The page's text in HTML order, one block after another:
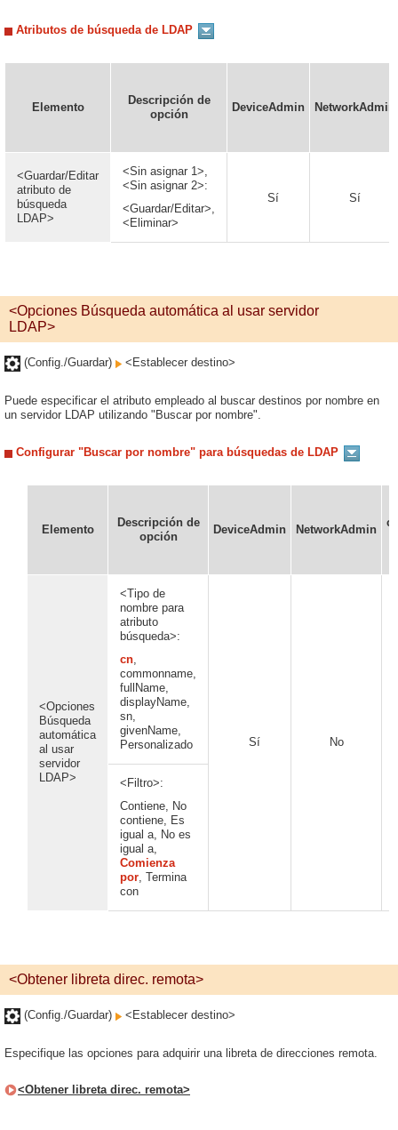
Atributos de búsqueda de LDAP
Elemento
Descripción de
opción
DeviceAdmin NetworkAdmin
<Guardar/Editar
atributo de
búsqueda
LDAP>
<Sin asignar 1>,
<Sin asignar 2>:
<Guardar/Editar>,
<Eliminar>
Sí Sí
<Opciones Búsqueda automática al usar servidor
LDAP>
(Config./Guardar) <Establecer destino>
Puede especificar el atributo empleado al buscar destinos por nombre en
un servidor LDAP utilizando "Buscar por nombre".
Configurar "Buscar por nombre" para búsquedas de LDAP
Elemento
Descripción de
opción
DeviceAdmin NetworkAdmin
<Opciones
Búsqueda
automática
al usar
servidor
LDAP>
<Tipo de
nombre para
atributo
búsqueda>:
cn,
commonname,
fullName,
displayName,
sn,
givenName,
Personalizado
Sí No
<Filtro>:
Contiene, No
contiene, Es
igual a, No es
igual a,
Comienza
por, Termina
con
<Obtener libreta direc. remota>
(Config./Guardar) <Establecer destino>
Especifique las opciones para adquirir una libreta de direcciones remota.
<Obtener libreta direc. remota>